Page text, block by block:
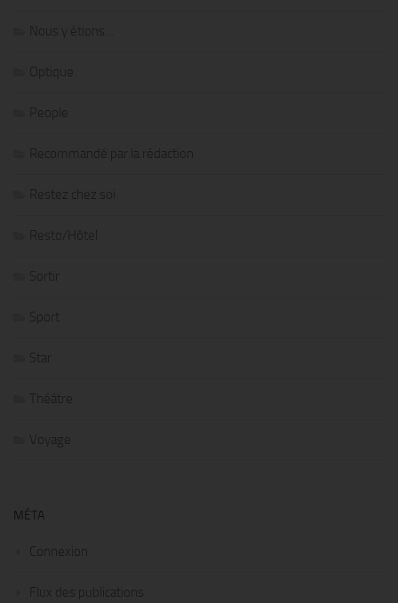
Nous y étions…
Optique
People
Recommandé par la rédaction
Restez chez soi
Resto/Hôtel
Sortir
Sport
Star
Théâtre
Voyage
MÉTA
Connexion
Flux des publications